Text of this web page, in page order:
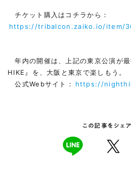
チケット購入はコチラから：
https://tribalcon.zaiko.io/item/
年内の開催は、上記の東京公演が
HIKE』を、大阪と東京で楽しもう。
公式Webサイト：
https://
この記事をシェ